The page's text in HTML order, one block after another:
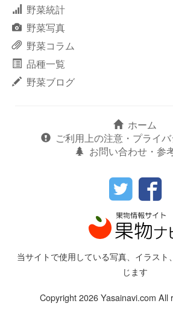
野菜統計
野菜写真
野菜コラム
品種一覧
野菜ブログ
ホーム
ご利用上の注意・プライ
お問い合わせ・参
当サイトで使用している写真、イラスト
じます
Copyright 2026 Yasainavi.com All